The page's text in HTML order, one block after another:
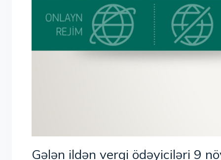
Gələn ildən vergi ödəyiciləri 9